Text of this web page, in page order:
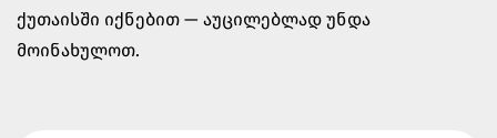
ქუთაისში იქნებით — აუცილებლად უნდა
მოინახულოთ.